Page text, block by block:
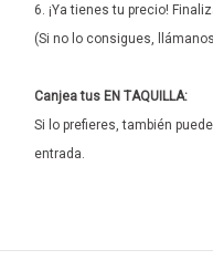
6. ¡Ya tienes tu precio!
(Si no lo consigues,
Canjea tus EN TAQUILLA:
Si lo prefieres, también
entrada.